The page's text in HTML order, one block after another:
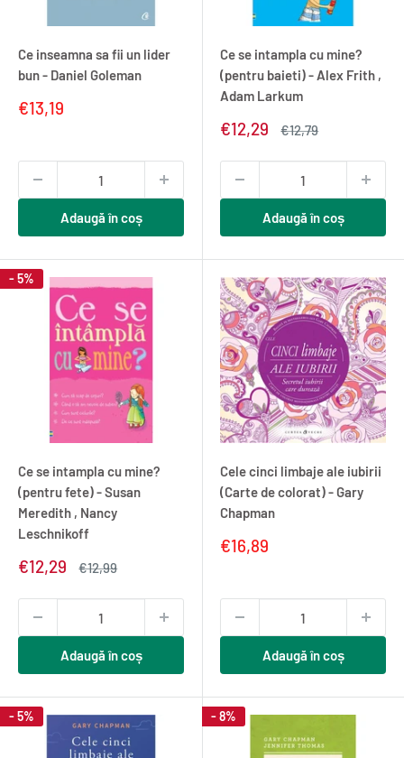
Ce inseamna sa fii un lider
bun - Daniel Goleman
Pret
€13,19
Adaugă în coș
Ce se intampla cu mine?
(pentru baieti) - Alex Frith ,
Adam Larkum
Pret
€12,29
Pret
€12,79
Adaugă în coș
- 5%
Ce se intampla cu mine?
(pentru fete) - Susan
Meredith , Nancy
Leschnikoff
Pret
€12,29
Pret
€12,99
Adaugă în coș
Cele cinci limbaje ale iubirii
(Carte de colorat) - Gary
Chapman
Pret
€16,89
Adaugă în coș
- 5% - 8%